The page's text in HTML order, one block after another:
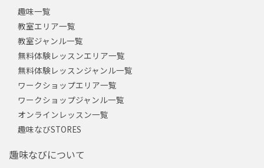
趣味一覧
教室エリア一覧
教室ジャンル一覧
無料体験レッスンエリア一覧
無料体験レッスンジャンル一覧
ワークショップエリア一覧
ワークショップジャンル一覧
オンラインレッスン一覧
趣味なびSTORES
趣味なびについて